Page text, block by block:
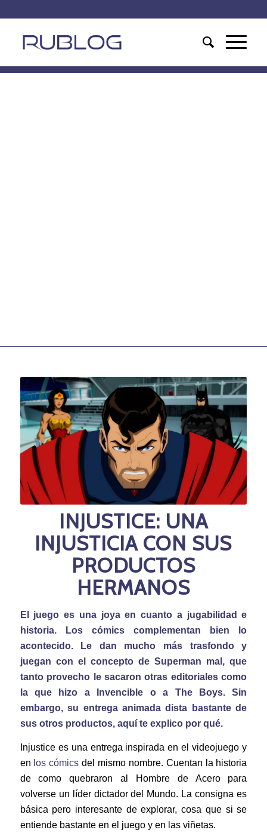
INJUSTICE: UNA
INJUSTICIA CON SUS
PRODUCTOS
HERMANOS
El juego es una joya en cuanto a jugabilidad e
historia. Los cómics complementan bien lo
acontecido. Le dan mucho más trasfondo y
juegan con el concepto de Superman mal, que
tanto provecho le sacaron otras editoriales como
la que hizo a Invencible o a The Boys. Sin
embargo, su entrega animada dista bastante de
sus otros productos, aquí te explico por qué.
Injustice es una entrega inspirada en el videojuego y
en los cómics del mismo nombre. Cuentan la historia
de como quebraron al Hombre de Acero para
volverse un líder dictador del Mundo. La consigna es
básica pero interesante de explorar, cosa que si se
entiende bastante en el juego y en las viñetas.